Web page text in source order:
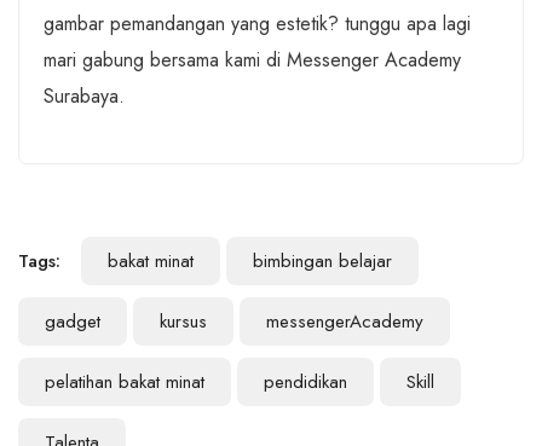
gambar pemandangan yang estetik? tunggu apa lagi
mari gabung bersama kami di Messenger Academy
Surabaya.
Tags: bakat minat bimbingan belajar
gadget kursus messengerAcademy
pelatihan bakat minat pendidikan Skill